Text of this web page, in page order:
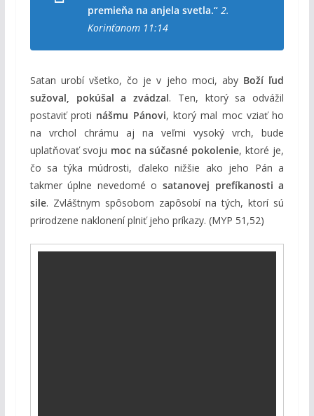
premieňa na anjela svetla.“ 2.
Korinťanom 11:14
Satan urobí všetko, čo je v jeho moci, aby Boží ľud
sužoval, pokúšal a zvádzal. Ten, ktorý sa odvážil
postaviť proti nášmu Pánovi, ktorý mal moc vziať ho
na vrchol chrámu aj na veľmi vysoký vrch, bude
uplatňovať svoju moc na súčasné pokolenie, ktoré je,
čo sa týka múdrosti, ďaleko nižšie ako jeho Pán a
takmer úplne nevedomé osatanovej prefíkanosti a
sile. Zvláštnym spôsobom zapôsobí na tých, ktorí sú
prirodzene naklonení plniť jeho príkazy. (MYP 51,52)